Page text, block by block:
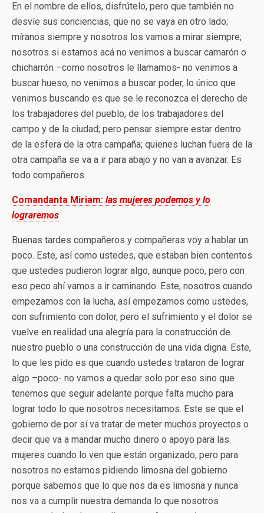
En el nombre de ellos, disfrútelo, pero que también no
desvíe sus conciencias, que no se vaya en otro lado;
míranos siempre y nosotros los vamos a mirar siempre;
nosotros si estamos acá no venimos a buscar camarón o
chicharrón –como nosotros le llamamos- no venimos a
buscar hueso, no venimos a buscar poder, lo único que
venimos buscando es que se le reconozca el derecho de
los trabajadores del pueblo, de los trabajadores del
campo y de la ciudad; pero pensar siempre estar dentro
de la esfera de la otra campaña; quienes luchan fuera de la
otra campaña se va a ir para abajo y no van a avanzar. Es
todo compañeros.
Comandanta Miriam: las mujeres podemos y lo
lograremos
Buenas tardes compañeros y compañeras voy a hablar un
poco. Este, así como ustedes, que estaban bien contentos
que ustedes pudieron lograr algo, aunque poco, pero con
eso peco ahí vamos a ir caminando. Este, nosotros cuando
empezamos con la lucha, así empezamos como ustedes,
con sufrimiento con dolor, pero el sufrimiento y el dolor se
vuelve en realidad una alegría para la construcción de
nuestro pueblo o una construcción de una vida digna. Este,
lo que les pido es que cuando ustedes trataron de lograr
algo –poco- no vamos a quedar solo por eso sino que
tenemos que seguir adelante porque falta mucho para
lograr todo lo que nosotros necesitamos. Este se que el
gobierno de por sí va tratar de meter muchos proyectos o
decir que va a mandar mucho dinero o apoyo para las
mujeres cuando lo ven que están organizado, pero para
nosotros no estamos pidiendo limosna del gobierno
porque sabemos que lo que nos da es limosna y nunca
nos va a cumplir nuestra demanda lo que nosotros